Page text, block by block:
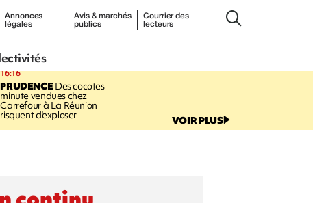
Annonces
légales
Avis & marchés
publics
Courrier des
lecteurs
16:16
PRUDENCEDes cocotes
minute vendues chez
Carrefour à La Réunion
risquent d'exploser VOIR PLUS